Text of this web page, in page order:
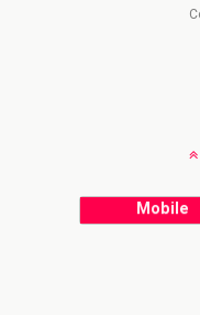
Mobile